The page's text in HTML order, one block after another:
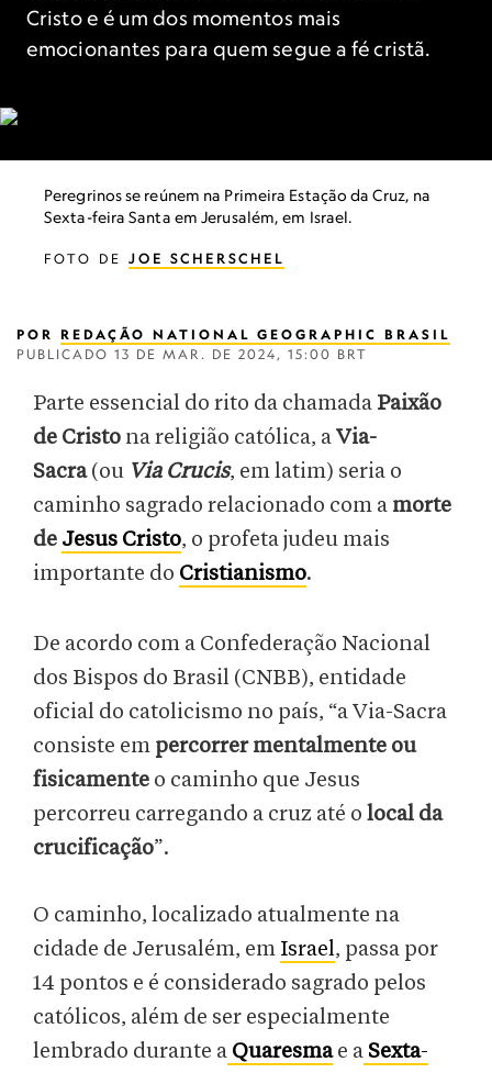
Cristo e é um dos momentos mais
emocionantes para quem segue a fé cristã.
Peregrinos se reúnem na Primeira Estação da Cruz, na
Sexta-feira Santa em Jerusalém, em Israel.
FOTO DE JOE SCHERSCHEL
POR REDAÇÃO NATIONAL GEOGRAPHIC BRASIL
PUBLICADO 13 DE MAR. DE 2024, 15:00 BRT
Parte essencial do rito da chamada Paixão
de Cristo na religião católica, aVia-
Sacra(ou Via Crucis, em latim) seria o
caminho sagrado relacionado com a morte
de Jesus Cristo, o profeta judeu mais
importante do Cristianismo.
De acordo com a Confederação Nacional
dos Bispos do Brasil (CNBB), entidade
oficial do catolicismo no país, “a Via-Sacra
consiste em percorrer mentalmente ou
fisicamente o caminho que Jesus
percorreu carregando a cruz até o local da
crucificação”.
O caminho, localizado atualmente na
cidade de Jerusalém, em Israel, passa por
14 pontos e é considerado sagrado pelos
católicos, além de ser especialmente
lembrado durante a Quaresma e a Sexta-